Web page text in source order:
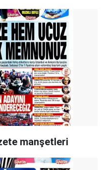
manşetleri